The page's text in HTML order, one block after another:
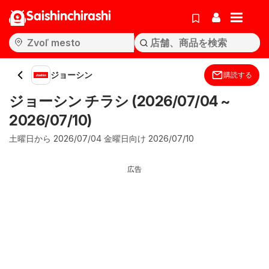
Saishinchirashi
ジョーシン 購読する
ジョーシン チラシ (2026/07/04 ~
2026/07/10)
土曜日から 2026/07/04 金曜日向け 2026/07/10
広告